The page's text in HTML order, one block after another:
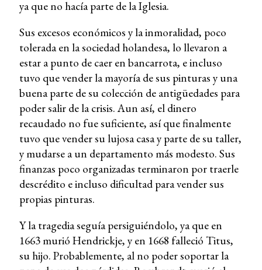
ya que no hacía parte de la Iglesia.
Sus excesos económicos y la inmoralidad, poco
tolerada en la sociedad holandesa, lo llevaron a
estar a punto de caer en bancarrota, e incluso
tuvo que vender la mayoría de sus pinturas y una
buena parte de su colección de antigüedades para
poder salir de la crisis. Aun así, el dinero
recaudado no fue suficiente, así que finalmente
tuvo que vender su lujosa casa y parte de su taller,
y mudarse a un departamento más modesto. Sus
finanzas poco organizadas terminaron por traerle
descrédito e incluso dificultad para vender sus
propias pinturas.
Y la tragedia seguía persiguiéndolo, ya que en
1663 murió Hendrickje, y en 1668 falleció Titus,
su hijo. Probablemente, al no poder soportar la